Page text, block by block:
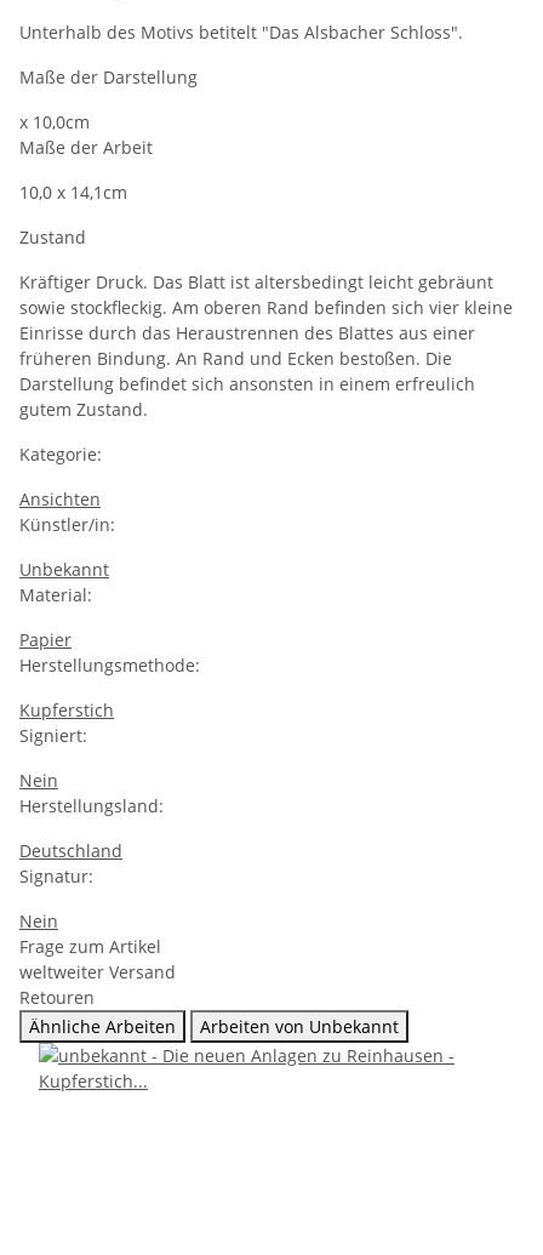
Unterhalb des Motivs betitelt "Das Alsbacher Schloss".
Maße der Darstellung
x 10,0cm
Maße der Arbeit
10,0 x 14,1cm
Zustand
Kräftiger Druck. Das Blatt ist altersbedingt leicht gebräunt
sowie stockfleckig. Am oberen Rand befinden sich vier kleine
Einrisse durch das Heraustrennen des Blattes aus einer
früheren Bindung. An Rand und Ecken bestoßen. Die
Darstellung befindet sich ansonsten in einem erfreulich
gutem Zustand.
Kategorie:
Ansichten
Künstler/in:
Unbekannt
Material:
Papier
Herstellungsmethode:
Kupferstich
Signiert:
Nein
Herstellungsland:
Deutschland
Signatur:
Nein
Frage zum Artikel
weltweiter Versand
Retouren
Ähnliche Arbeiten
Arbeiten von Unbekannt